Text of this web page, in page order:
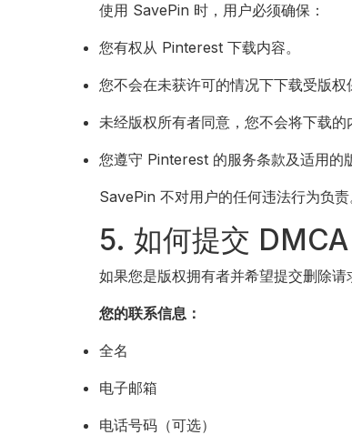
使用 SavePin 时，用户必须确保：
您有权从 Pinterest 下载内容。
您不会在未获许可的情况下下载受版权
未经版权所有者同意，您不会将下载的
您遵守 Pinterest 的服务条款及适用的
SavePin 不对用户的任何违法行为负责
5. 如何提交
如果您是版权拥有者并希望提交删除请
您的联系信息：
全名
电子邮箱
电话号码（可选）